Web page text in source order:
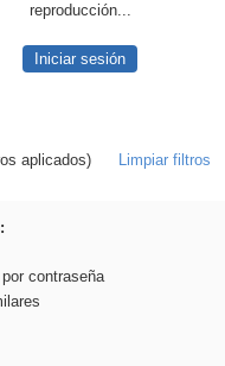
reproducción...
Iniciar sesión
aplicados) Limpiar filtros
contraseña